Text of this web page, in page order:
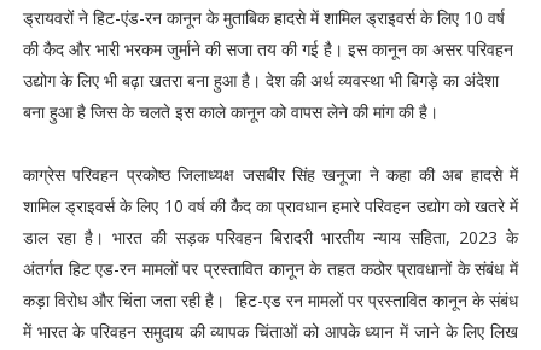
ड्रायवरों ने हिट-एंड-रन कानून के मुताबिक हादसे में शामिल ड्राइवर्स के लिए 10 वर्ष
की कैद और भारी भरकम जुर्माने की सजा तय की गई है। इस कानून का असर परिवहन
उद्योग के लिए भी बढ़ा खतरा बना हुआ है। देश की अर्थ व्यवस्था भी बिगड़े का अंदेशा
बना हुआ है जिस के चलते इस काले कानून को वापस लेने की मांग की है।
काग्रेस परिवहन प्रकोष्ठ जिलाध्यक्ष जसबीर सिंह खनूजा ने कहा की अब हादसे में
शामिल ड्राइवर्स के लिए 10 वर्ष की कैद का प्रावधान हमारे परिवहन उद्योग को खतरे में
डाल रहा है। भारत की सड़क परिवहन बिरादरी भारतीय न्याय सहिता, 2023 के
अंतर्गत हिट एड-रन मामलों पर प्रस्तावित कानून के तहत कठोर प्रावधानों के संबंध में
कड़ा विरोध और चिंता जता रही है। हिट-एड रन मामलों पर प्रस्तावित कानून के संबंध
में भारत के परिवहन समुदाय की व्यापक चिंताओं को आपके ध्यान में जाने के लिए लिख